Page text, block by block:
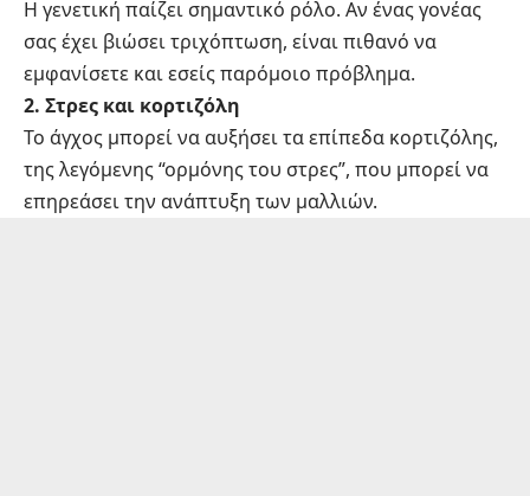
Η γενετική παίζει σημαντικό ρόλο. Αν ένας γονέας
σας έχει βιώσει τριχόπτωση, είναι πιθανό να
εμφανίσετε και εσείς παρόμοιο πρόβλημα.
2. Στρες και κορτιζόλη
Το άγχος μπορεί να αυξήσει τα επίπεδα κορτιζόλης,
της λεγόμενης “ορμόνης του στρες”, που μπορεί να
επηρεάσει την ανάπτυξη των μαλλιών.